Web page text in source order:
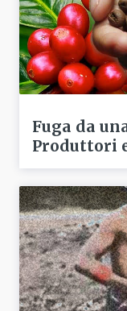
Fuga da
Produttori